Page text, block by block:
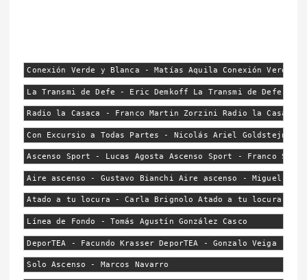
Conexión Verde y Blanca - Matías Aquila Conexión
La Transmi de Defe - Eric Demkoff La Transmi de Defe -
Radio la Casaca - Franco Martin Zorzini Radio la Casaca
Con Excursio a Todas Partes - Nicolás Ariel Goldstejn
Ascenso Sport - Lucas Agosta Ascenso Sport - Franco
Aire ascenso - Gustavo Bianchi Aire ascenso - Miguel
Atado a tu locura - Carla Brignolo Atado a tu locura -
Línea de Fondo - Tomás Agustín González Casco
DeporTEA - Facundo Krasser DeporTEA - Gonzalo Veiga
Solo Ascenso - Marcos Navarro